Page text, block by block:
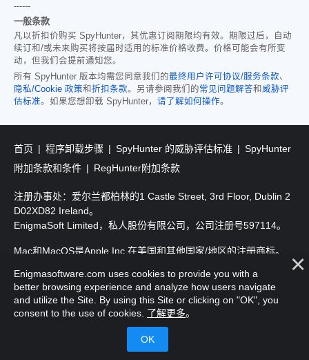
------
一般条款
凡以折扣价购买 SpyHunter，其优惠订阅期限均有效。期限过后，自动
续订和/或未来购买将按届时适用的标准价格收费。价格可能会有所变
动，但我们会提前通知您。
所有 SpyHunter 版本均需您同意我们的最终用户许可协议/服务条款、
隐私/Cookie 政策和折扣条款。另请参阅我们的常见问题解答和威胁评
估标准。如果您想卸载 SpyHunter， 请了解如何操作。
首页 程序卸载步骤 SpyHunter 的威胁评估标准
SpyHunter
附加条款和条件
RegHunter附加条款
注册办事处：爱尔兰都柏林的1 Castle Street, 3rd Floor, Dublin 2
D02XD82 Ireland。
EnigmaSoft Limited，私人股份有限公司，公司注册号597114。
Mac和MacOS是Apple Inc.在美国和其他国家/地区的注册商标。
版权所有2016-2026。EnigmaSoft Ltd. 保留所有权利。
Enigmasoftware.com uses cookies to provide you with a
better browsing experience and analyze how users navigate
and utilize the Site. By using this Site or clicking on "OK", you
consent to the use of cookies. 了解更多。